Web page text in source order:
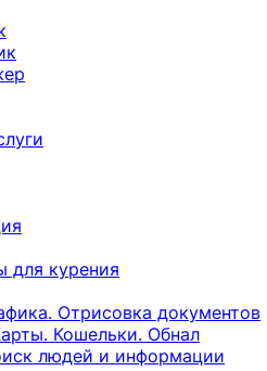
для курения
Отрисовка документов
Кошельки. Обнал
людей и информации